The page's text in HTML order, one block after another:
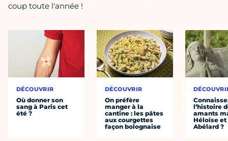
coup toute l'année !
DÉCOUVRIR
Où donner son
sang à Paris cet
été ?
DÉCOUVRIR
On préfère
manger à la
cantine : les pâtes
aux courgettes
façon bolognaise
l’histoire
amants
Héloïse et
Abélard ?